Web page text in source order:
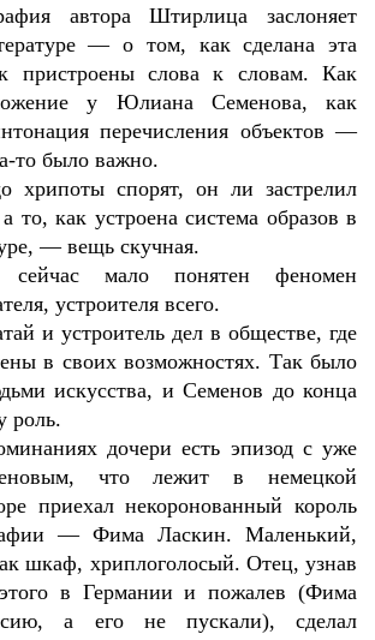
автора Штирлица заслоняет
— о том, как сделана эта
пристроены слова к словам. Как
у Юлиана Семенова, как
перечисления объектов —
то было важно.
хрипоты спорят, он ли застрелил
то, как устроена система образов в
— вещь скучная.
мало понятен феномен
устроителя всего.
и устроитель дел в обществе, где
в своих возможностях. Так было
искусства, и Семенов до конца
роль.
дочери есть эпизод с уже
что лежит в немецкой
приехал некоронованный король
— Фима Ласкин. Маленький,
шкаф, хриплоголосый. Отец, узнав
в Германии и пожалев (Фима
а его не пускали), сделал